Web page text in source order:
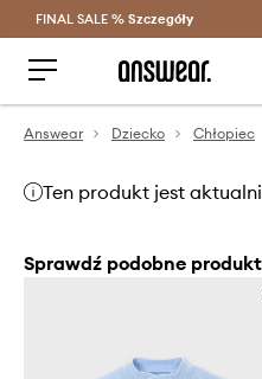
Oszczędzaj z
FINAL SALE % Szczegóły
Answear Dziecko Chłopiec
Ten produkt jest
Sprawdź podobne